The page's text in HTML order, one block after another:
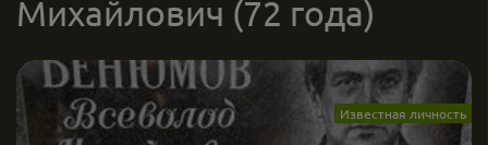
Михайлович (72 года)
Известная личность